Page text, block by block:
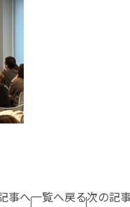
事へ一覧へ戻る次の記